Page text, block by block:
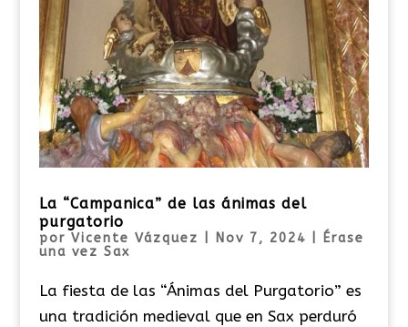
La “Campanica” de las ánimas del
purgatorio
por Vicente Vázquez Nov 7, 2024
Érase
una vez Sax
La fiesta de las “Ánimas del Purgatorio” es
una tradición medieval que en Sax perduró